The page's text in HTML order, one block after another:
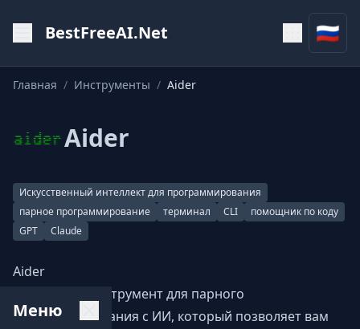
BestFreeAI.Net 🇷🇺
Меню
Главная / Инструменты / Aider
Aider
Искусственный интеллект для программирования
парное программирование
терминал CLI
помощник по коду
GPT
Claude
Aider
Aider — это инструмент для парного
программирования с ИИ, который позволяет вам